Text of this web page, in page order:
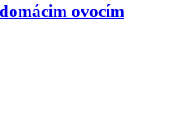
ovocím